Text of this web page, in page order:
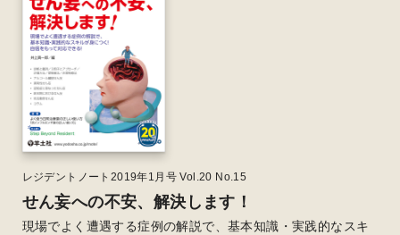
レジデントノート2019年1月号 Vol.20 No.15
せん妄への不安、解決します！
現場でよく遭遇する症例の解説で、基本知識・実践的なスキ